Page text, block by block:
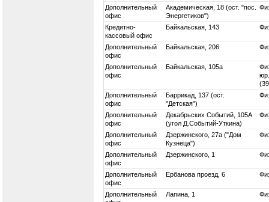
Дополнительный
офис
Академическая, 18 (ост. "пос.
Энергетиков")
Кредитно-
кассовый офис
Байкальская, 143
Дополнительный
офис
Байкальская, 206
Дополнительный
офис
Байкальская, 105а
Дополнительный
офис
Баррикад, 137 (ост.
"Детская")
Дополнительный
офис
Декабрьских Событий, 105А
(угол Д.Событий-Уткина)
Дополнительный
офис
Дзержинского, 27а ("Дом
Кузнеца")
Дополнительный
офис
Дзержинского, 1
Дополнительный
офис
Ербанова проезд, 6
Дополнительный
Лапина, 1